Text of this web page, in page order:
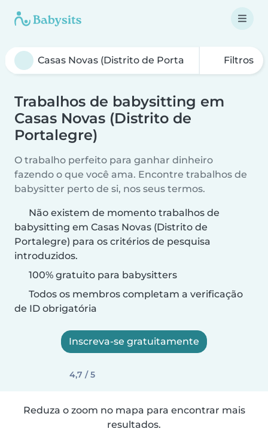
Filtros
Trabalhos de babysitting em
Casas Novas (Distrito de
Portalegre)
O trabalho perfeito para ganhar dinheiro
fazendo o que você ama. Encontre trabalhos de
babysitter perto de si, nos seus termos.
Não existem de momento trabalhos de
babysitting em Casas Novas (Distrito de
Portalegre) para os critérios de pesquisa
introduzidos.
100% gratuito para babysitters
Todos os membros completam a verificação
de ID obrigatória
Inscreva-se gratuitamente
4,7 / 5
Reduza o zoom no mapa para encontrar mais
resultados.